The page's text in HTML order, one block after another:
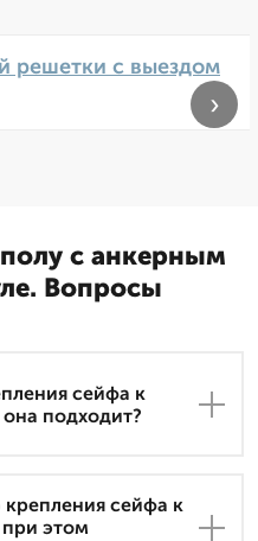
решетки с выездом
›
с анкерным
Вопросы
сейфа к
подходит?
сейфа к
этом